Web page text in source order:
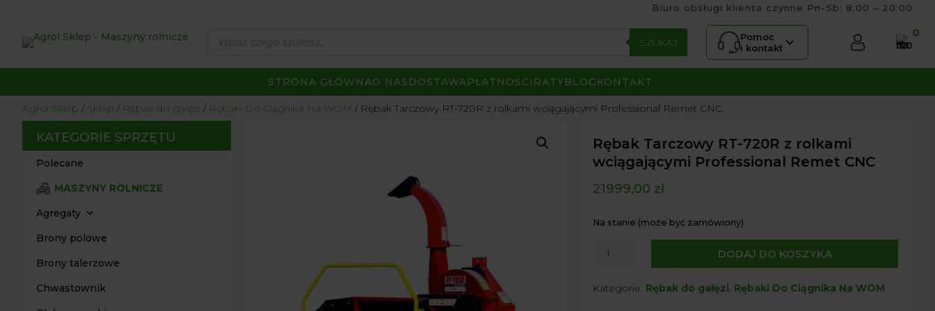
Biuro obsługi klienta czynne Pn-Sb: 8:00 – 20:00
produktów SZUKAJ
Pomoc
i kontakt
0
STRONA GŁÓWNAO NAS DOSTAWAPŁATNOŚCI RATYBLOG KONTAKT
Agrol Sklep Sklep Rębak do gałęzi Rębaki Do Ciągnika Na WOM Rębak Tarczowy RT-720R z rolkami wciągającymi Professional Remet CNC
KATEGORIE SPRZĘTU
Polecane
MASZYNY ROLNICZE
Agregaty
Brony polowe
Brony talerzowe
Chwastownik
Rębak Tarczowy RT-720R z rolkami
wciągającymi Professional Remet CNC
21999,00 zł
Na stanie (może być zamówiony)
RT-
DODAJ DO KOSZYKA
Kategorie: Rębak do gałęzi, Rębaki Do Ciągnika Na WOM